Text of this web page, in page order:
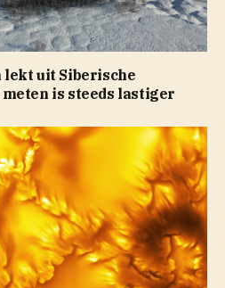
lekt uit Siberische
is steeds lastiger